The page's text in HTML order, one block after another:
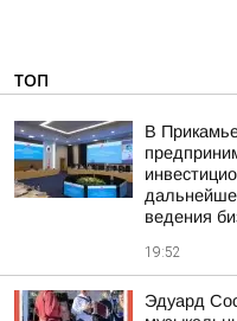
ТОП
В
ведения
19:52
Эдуард